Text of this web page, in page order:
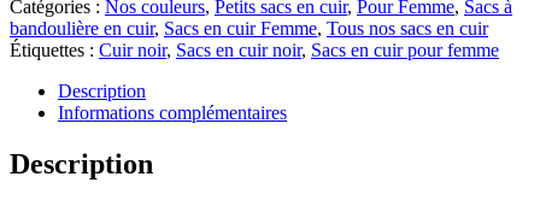
Catégories : Nos couleurs, Petits sacs en cuir, Pour Femme, Sacs à
bandoulière en cuir, Sacs en cuir Femme, Tous nos sacs en cuir
Étiquettes : Cuir noir, Sacs en cuir noir, Sacs en cuir pour femme
Description
Informations complémentaires
Description